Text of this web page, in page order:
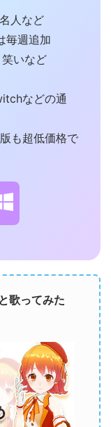
人など
毎週追加
いなど
などの通
も超低価格で
歌ってみた